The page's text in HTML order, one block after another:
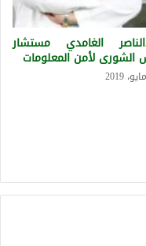
الغامدي مستشار
لأمن المعلومات